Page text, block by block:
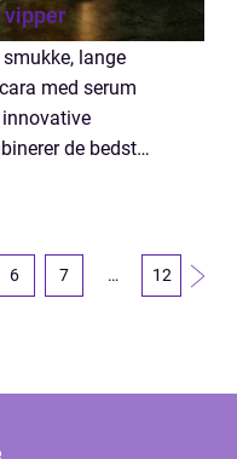
vipper
lange
med serum
de bedste
6 7 … 12